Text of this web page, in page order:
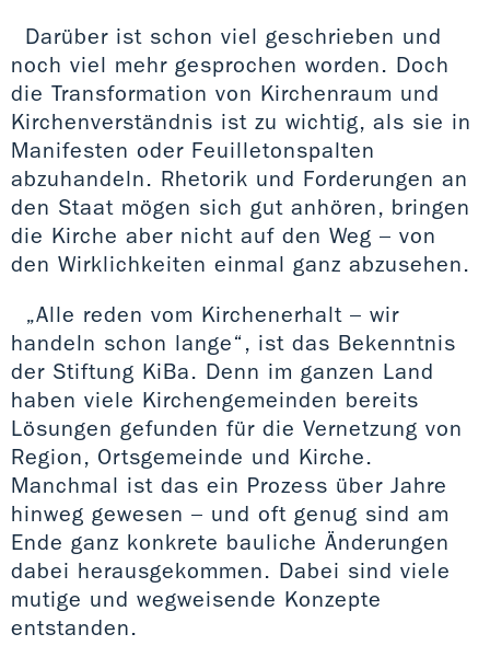
Darüber ist schon viel geschrieben und
noch viel mehr gesprochen worden. Doch
die Transformation von Kirchenraum und
Kirchenverständnis ist zu wichtig, als sie in
Manifesten oder Feuilletonspalten
abzuhandeln. Rhetorik und Forderungen an
den Staat mögen sich gut anhören, bringen
die Kirche aber nicht auf den Weg – von
den Wirklichkeiten einmal ganz abzusehen.
„Alle reden vom Kirchenerhalt – wir
handeln schon lange“, ist das Bekenntnis
der Stiftung KiBa. Denn im ganzen Land
haben viele Kirchengemeinden bereits
Lösungen gefunden für die Vernetzung von
Region, Ortsgemeinde und Kirche.
Manchmal ist das ein Prozess über Jahre
hinweg gewesen – und oft genug sind am
Ende ganz konkrete bauliche Änderungen
dabei herausgekommen. Dabei sind viele
mutige und wegweisende Konzepte
entstanden.